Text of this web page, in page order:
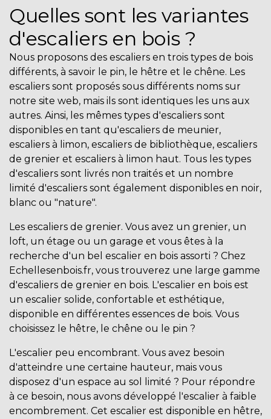
Quelles sont les variantes
d'escaliers en bois ?
Nous proposons des escaliers en trois types de bois
différents, à savoir le pin, le hêtre et le chêne. Les
escaliers sont proposés sous différents noms sur
notre site web, mais ils sont identiques les uns aux
autres. Ainsi, les mêmes types d'escaliers sont
disponibles en tant qu'escaliers de meunier,
escaliers à limon, escaliers de bibliothèque, escaliers
de grenier et escaliers à limon haut. Tous les types
d'escaliers sont livrés non traités et un nombre
limité d'escaliers sont également disponibles en noir,
blanc ou "nature".
Les escaliers de grenier. Vous avez un grenier, un
loft, un étage ou un garage et vous êtes à la
recherche d'un bel escalier en bois assorti ? Chez
Echellesenbois.fr, vous trouverez une large gamme
d'escaliers de grenier en bois. L'escalier en bois est
un escalier solide, confortable et esthétique,
disponible en différentes essences de bois. Vous
choisissez le hêtre, le chêne ou le pin ?
L'escalier peu encombrant. Vous avez besoin
d'atteindre une certaine hauteur, mais vous
disposez d'un espace au sol limité ? Pour répondre
à ce besoin, nous avons développé l'escalier à faible
encombrement. Cet escalier est disponible en hêtre,